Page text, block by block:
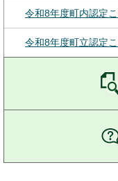
令和8年度町内認定
令和8年度町立認定